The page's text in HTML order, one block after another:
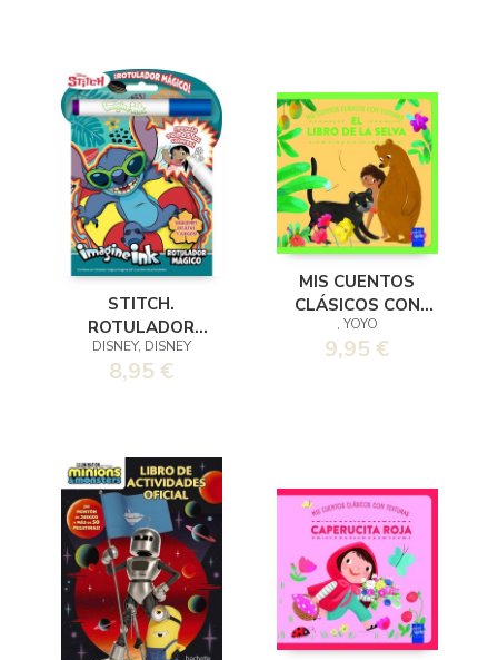
STITCH.
ROTULADOR
MÁGICO
DISNEY, DISNEY
8,95 €
MIS CUENTOS
CLÁSICOS CON
TEXTURAS. EL
LIBRO DE LA SELVA
, YOYO
9,95 €